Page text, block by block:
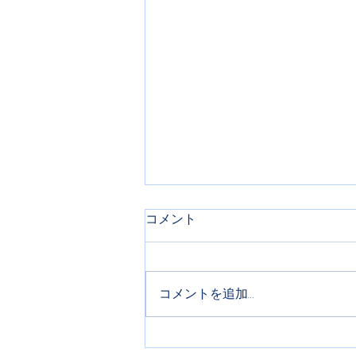
ビーチクリーンの活動報告と
コメント
コメントを追加…